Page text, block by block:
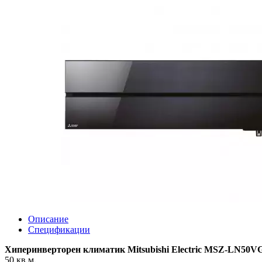
Описание
Спецификации
Хиперинверторен климатик Mitsubishi Electric MSZ-
50 кв.м.